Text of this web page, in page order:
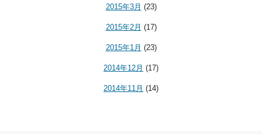
2015年3月 (23)
2015年2月 (17)
2015年1月 (23)
2014年12月 (17)
2014年11月 (14)